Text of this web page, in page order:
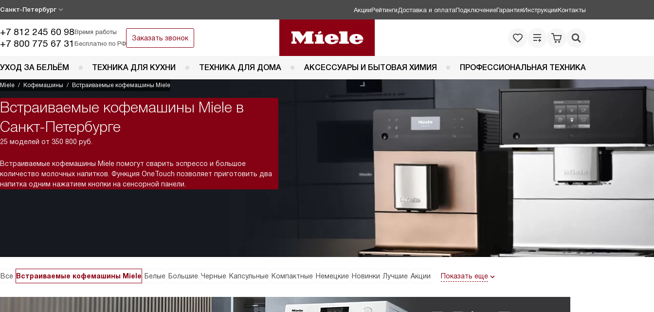
Санкт-Петербург АкцииРейтинги Доставка и оплатаПодключениеГарантияИнструкцииКонтакты
+7 812 245 60 98Время работы
+7 800 775 67 31 Бесплатно по РФ
Заказать звонок
УХОД ЗА БЕЛЬЁМ ТЕХНИКА ДЛЯ КУХНИ ТЕХНИКА ДЛЯ ДОМА АКСЕССУАРЫ И БЫТОВАЯ ХИМИЯ ПРОФЕССИОНАЛЬНАЯ ТЕХНИКА
Miele Кофемашины Встраиваемые кофемашины Miele
Встраиваемые кофемашины Miele в
Санкт-Петербурге
25 моделей от 350 800 руб.
Встраиваемые кофемашины Miele помогут сварить эспрессо и большое
количество молочных напитков. Функция OneTouch позволяет приготовить два
напитка одним нажатием кнопки на сенсорной панели.
Все Встраиваемые кофемашины Miele Белые Большие Черные Капсульные Компактные Немецкие Новинки Лучшие Акции Показать еще